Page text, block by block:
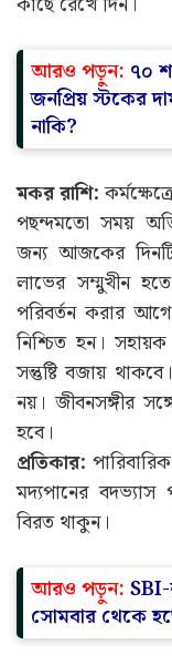
আরও পড়ুন: ৭০
জনপ্রিয় স্টকের
নাকি?
মকর রাশি:
পছন্দমতো সময়
জন্য আজকের
লাভের সম্মুখীন
পরিবর্তন করার
নিশ্চিত হন।
সন্তুষ্টি বজায়
নয়। জীবনসঙ্গীর
হবে।
প্রতিকার:
মদ্যপানের
বিরত থাকুন।
আরও পড়ুন:
সোমবার থেকে